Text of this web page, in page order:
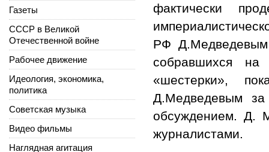
фактически
РФ Д.Медведевым
собравшихся на
«шестерки»,
Д.Медведевым
обсуждением. Д.
журналистами.
Газеты
СССР в Великой
Отечественной войне
Рабочее движение
Идеология, экономика,
политика
Советская музыка
Видео фильмы
Наглядная агитация